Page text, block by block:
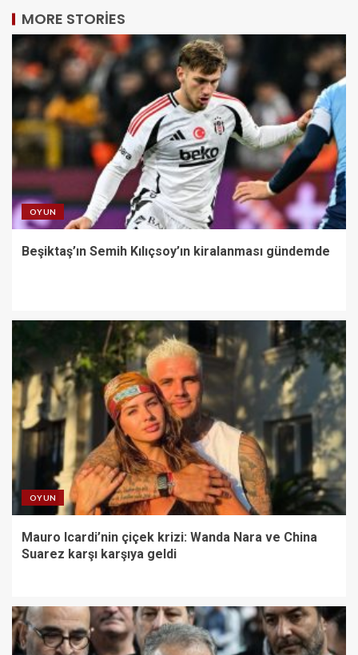
MORE STORIES
OYUN
Beşiktaş’ın Semih Kılıçsoy’ın kiralanması gündemde
OYUN
Mauro Icardi’nin çiçek krizi: Wanda Nara ve China
Suarez karşı karşıya geldi